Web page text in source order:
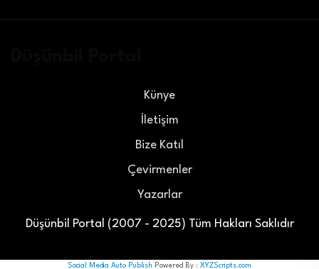
Düşünbil Portal (2007 - 2025) Tüm Hakları Saklıdır
Künye
İletişim
Bize Katıl
Çevirmenler
Yazarlar
Social Media Auto Publish Powered By : XYZScripts.com